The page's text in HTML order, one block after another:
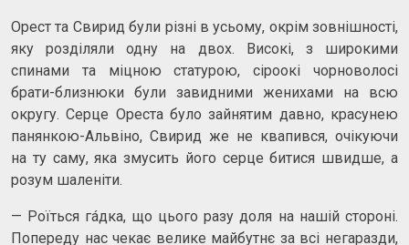
Орест та Свирид були різні в усьому, окрім зовнішності,
яку розділяли одну на двох. Високі, з широкими
спинами та міцною статурою, сіроокі чорноволосі
брати-близнюки були завидними женихами на всю
округу. Серце Ореста було зайнятим давно, красунею
панянкою-Альвіно, Свирид же не квапився, очікуючи
на ту саму, яка змусить його серце битися швидше, а
розум шаленіти.
— Роїться гáдка, що цього разу доля на нашій стороні.
Попереду нас чекає велике майбутнє за всі негаразди,